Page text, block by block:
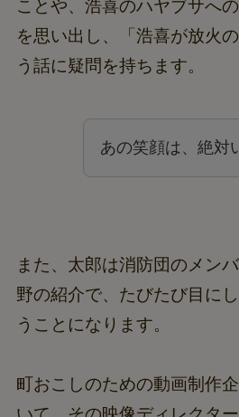
ことや、浩喜のハヤブサへ
を思い出し、「浩喜が放火
う話に疑問を持ちます。
あの笑顔は、絶対
また、太郎は消防団のメン
野の紹介で、たびたび目に
うことになります。
町おこしのための動画制作